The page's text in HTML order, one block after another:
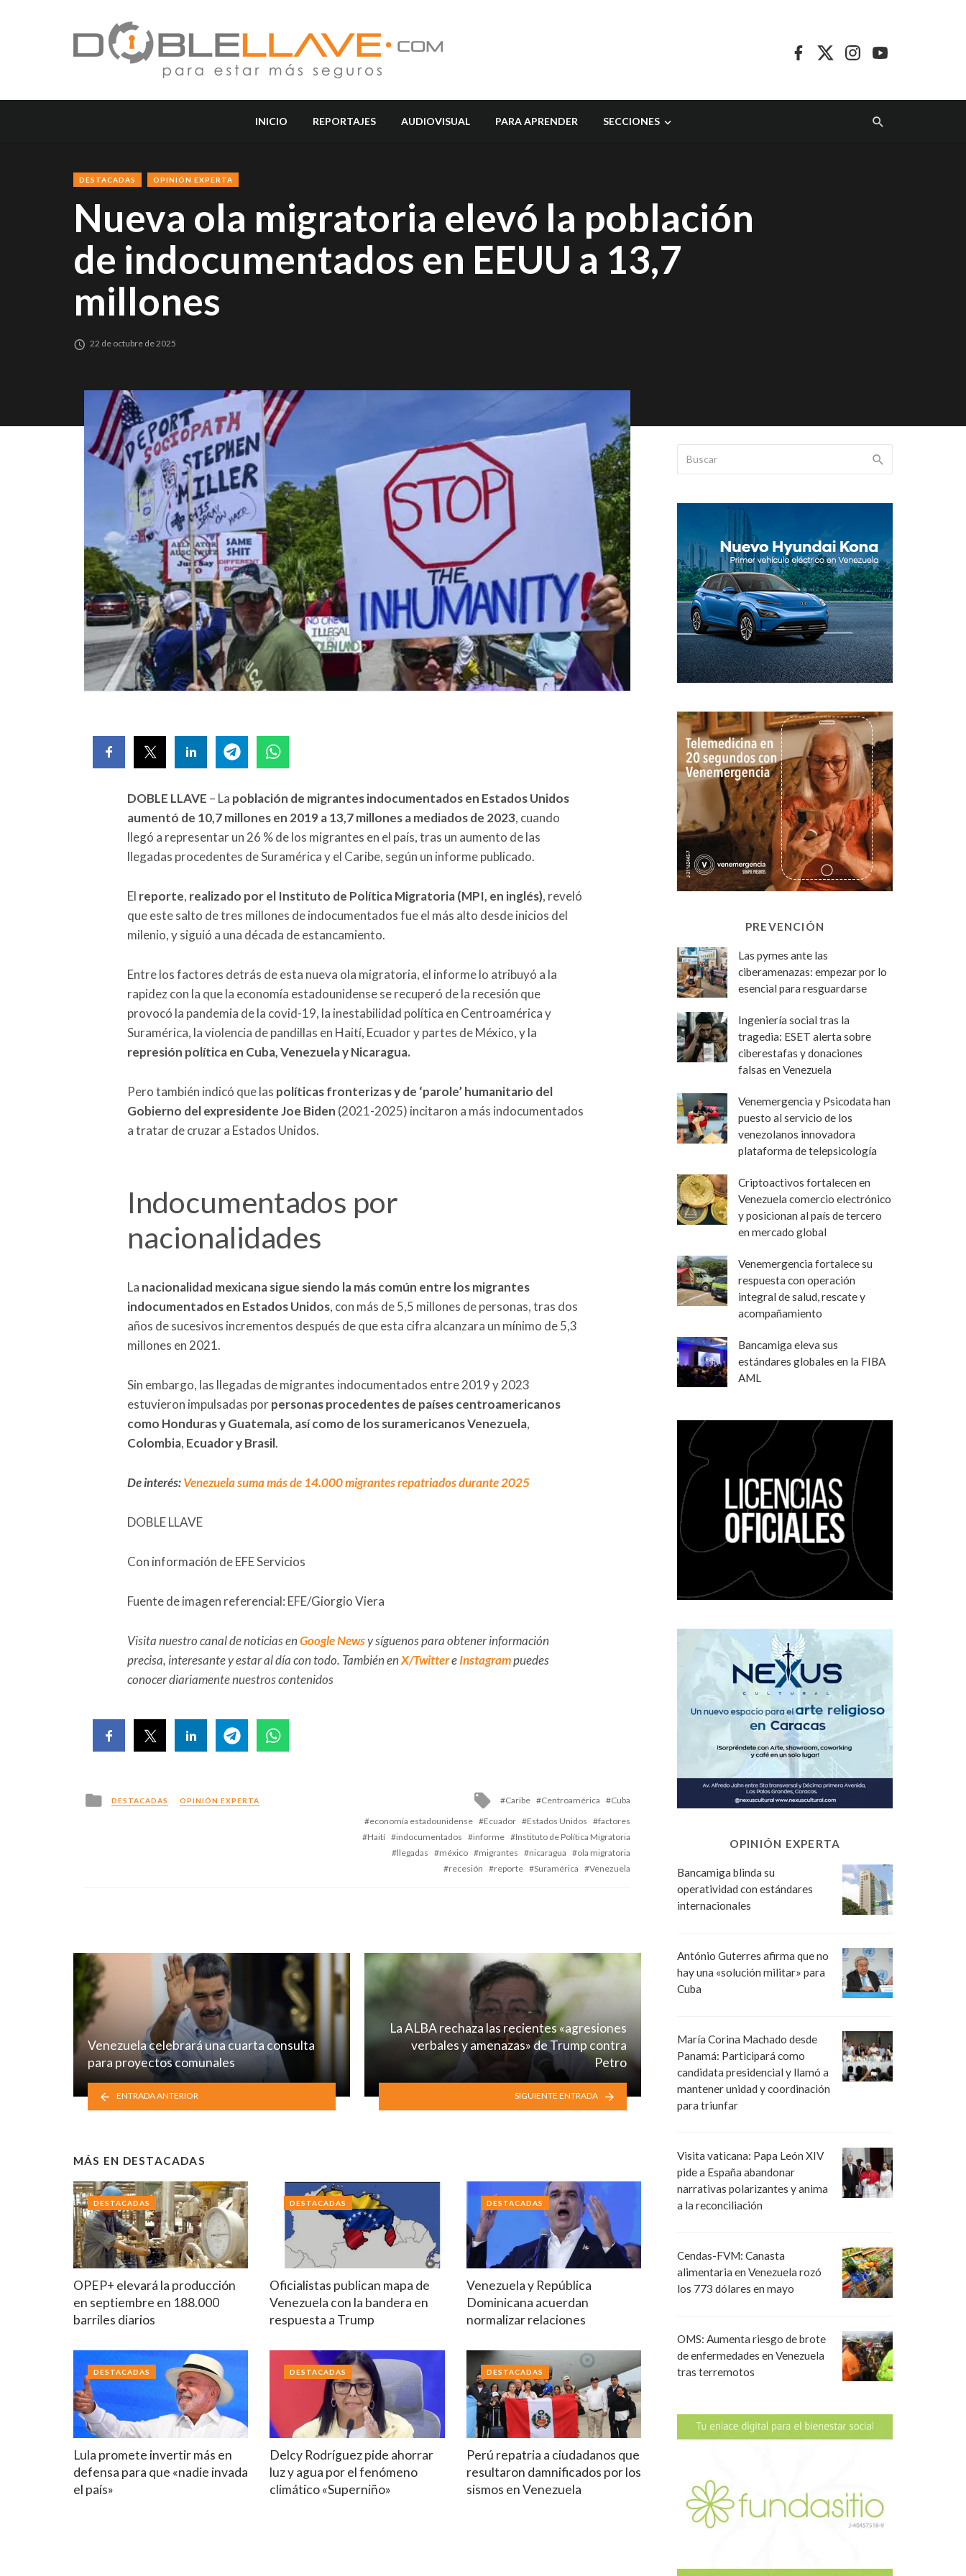
INICIO REPORTAJES AUDIOVISUAL PARA APRENDER SECCIONES
DESTACADAS OPINIÓN EXPERTA
Nueva ola migratoria elevó la población
de indocumentados en EEUU a 13,7
millones
22 de octubre de 2025
DOBLE LLAVE – La población de migrantes indocumentados en Estados Unidos
aumentó de 10,7 millones en 2019 a 13,7 millones a mediados de 2023, cuando
llegó a representar un 26 % de los migrantes en el país, tras un aumento de las
llegadas procedentes de Suramérica y el Caribe, según un informe publicado.
El reporte, realizado por el Instituto de Política Migratoria (MPI, en inglés), reveló
que este salto de tres millones de indocumentados fue el más alto desde inicios del
milenio, y siguió a una década de estancamiento.
Entre los factores detrás de esta nueva ola migratoria, el informe lo atribuyó a la
rapidez con la que la economía estadounidense se recuperó de la recesión que
provocó la pandemia de la covid-19, la inestabilidad política en Centroamérica y
Suramérica, la violencia de pandillas en Haití, Ecuador y partes de México, y la
represión política en Cuba, Venezuela y Nicaragua.
Pero también indicó que las políticas fronterizas y de ‘parole’ humanitario del
Gobierno del expresidente Joe Biden (2021-2025) incitaron a más indocumentados
a tratar de cruzar a Estados Unidos.
Indocumentados por
nacionalidades
La nacionalidad mexicana sigue siendo la más común entre los migrantes
indocumentados en Estados Unidos, con más de 5,5 millones de personas, tras dos
años de sucesivos incrementos después de que esta cifra alcanzara un mínimo de 5,3
millones en 2021.
Sin embargo, las llegadas de migrantes indocumentados entre 2019 y 2023
estuvieron impulsadas porpersonas procedentes de países centroamericanos
como Honduras y Guatemala, así como de los suramericanos Venezuela,
Colombia, Ecuador y Brasil.
De interés:Venezuela suma más de 14.000 migrantes repatriados durante 2025
DOBLE LLAVE
Con información de EFE Servicios
Fuente de imagen referencial: EFE/Giorgio Viera
Visita nuestro canal de noticias enGoogle Newsy síguenos para obtener información
precisa, interesante y estar al día con todo. También enX/TwittereInstagrampuedes
conocer diariamente nuestros contenidos
Posted
in
DESTACADAS OPINIÓN EXPERTA
Tagged
Caribe Centroamérica
Cuba
economía estadounidense
Ecuador Estados Unidos
factores
Haití
indocumentados informe
Instituto de Política Migratoria
llegadas
méxico migrantes nicaragua
ola migratoria
recesión
reporte Suramérica Venezuela
Venezuela celebrará una cuarta consulta
para proyectos comunales
ENTRADA ANTERIOR
La ALBA rechaza las recientes «agresiones
verbales y amenazas» de Trump contra
Petro
SIGUIENTE ENTRADA
MÁS EN DESTACADAS
OPEP+ elevará la producción
en septiembre en 188.000
barriles diarios
DESTACADAS
Oficialistas publican mapa de
Venezuela con la bandera en
respuesta a Trump
DESTACADAS
Venezuela y República
Dominicana acuerdan
normalizar relaciones
DESTACADAS
Lula promete invertir más en
defensa para que «nadie invada
el país»
DESTACADAS
Delcy Rodríguez pide ahorrar
luz y agua por el fenómeno
climático «Superniño»
DESTACADAS
Perú repatria a ciudadanos que
resultaron damnificados por los
sismos en Venezuela
DESTACADAS
PREVENCIÓN
Las pymes ante las
ciberamenazas: empezar por lo
esencial para resguardarse
Ingeniería social tras la
tragedia: ESET alerta sobre
ciberestafas y donaciones
falsas en Venezuela
Venemergencia y Psicodata han
puesto al servicio de los
venezolanos innovadora
plataforma de telepsicología
Criptoactivos fortalecen en
Venezuela comercio electrónico
y posicionan al país de tercero
en mercado global
Venemergencia fortalece su
respuesta con operación
integral de salud, rescate y
acompañamiento
Bancamiga eleva sus
estándares globales en la FIBA
AML
OPINIÓN EXPERTA
Bancamiga blinda su
operatividad con estándares
internacionales
António Guterres afirma que no
hay una «solución militar» para
Cuba
María Corina Machado desde
Panamá: Participará como
candidata presidencial y llamó a
mantener unidad y coordinación
para triunfar
Visita vaticana: Papa León XIV
pide a España abandonar
narrativas polarizantes y anima
a la reconciliación
Cendas-FVM: Canasta
alimentaria en Venezuela rozó
los 773 dólares en mayo
OMS: Aumenta riesgo de brote
de enfermedades en Venezuela
tras terremotos